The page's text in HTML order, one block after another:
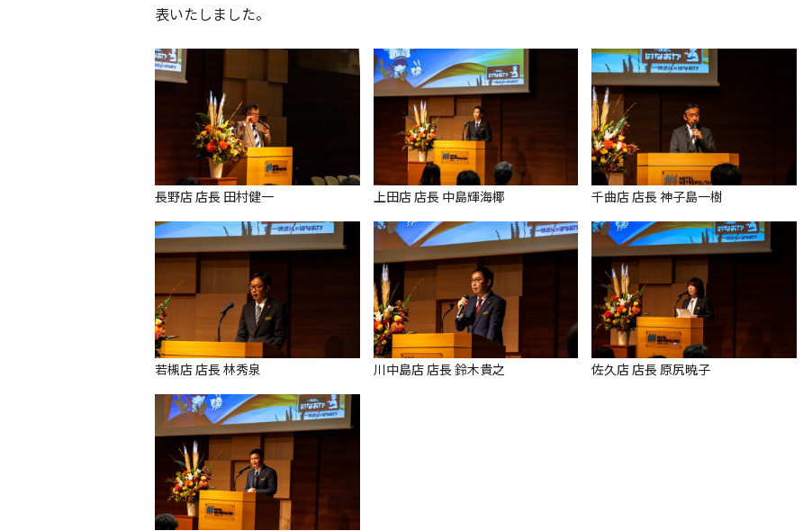
表いたしました。
長野店 店長 田村健一 上田店 店長 中島輝海椰 千曲店 店長 神子島一樹
若槻店 店長 林秀泉 川中島店 店長 鈴木貴之 佐久店 店長 原尻暁子